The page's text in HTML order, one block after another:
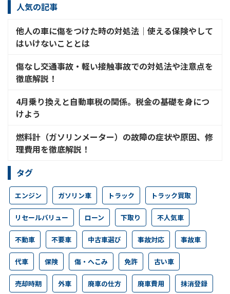
人気の記事
他人の車に傷をつけた時の対処法│使える保険やして
はいけないこととは
傷なし交通事故・軽い接触事故での対処法や注意点を
徹底解説！
4月乗り換えと自動車税の関係。税金の基礎を身につ
けよう
燃料計（ガソリンメーター）の故障の症状や原因、修
理費用を徹底解説！
タグ
エンジン ガソリン車 トラック トラック買取
リセールバリュー ローン 下取り 不人気車
不動車 不要車 中古車選び 事故対応 事故車
代車 保険 傷・へこみ 免許 古い車
売却時期 外車 廃車の仕方 廃車費用 抹消登録